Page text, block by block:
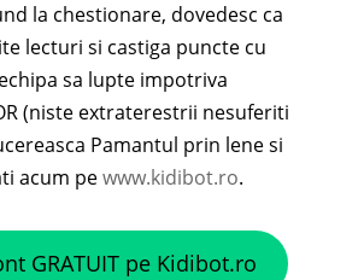
la chestionare, dovedesc ca
lecturi si castiga puncte cu
sa lupte impotriva
(niste extraterestrii nesuferiti
Pamantul prin lene si
acum pewww.kidibot.ro.
GRATUIT pe Kidibot.ro